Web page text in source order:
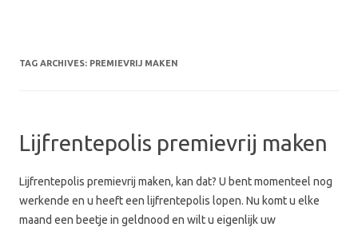
TAG ARCHIVES: PREMIEVRIJ MAKEN
Lijfrentepolis premievrij maken
Lijfrentepolis premievrij maken, kan dat? U bent momenteel nog
werkende en u heeft een lijfrentepolis lopen. Nu komt u elke
maand een beetje in geldnood en wilt u eigenlijk uw